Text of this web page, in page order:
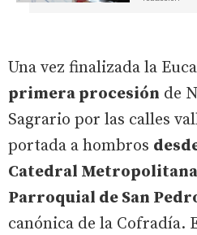
Una vez finalizada la
primera procesión de
Sagrario por las calles
portada a hombros
Catedral
Parroquial de San
canónica de la Cofradía.